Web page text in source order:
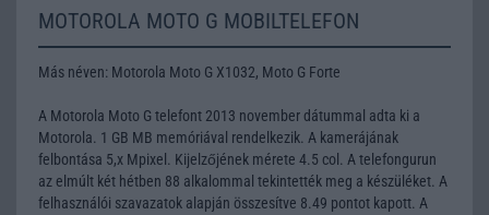
MOTOROLA MOTO G MOBILTELEFON
Más néven: Motorola Moto G X1032, Moto G Forte
A Motorola Moto G telefont 2013 november dátummal adta ki a
Motorola. 1 GB MB memóriával rendelkezik. A kamerájának
felbontása 5,x Mpixel. Kijelzőjének mérete 4.5 col. A telefongurun
az elmúlt két hétben 88 alkalommal tekintették meg a készüléket. A
felhasználói szavazatok alapján összesítve 8.49 pontot kapott. A